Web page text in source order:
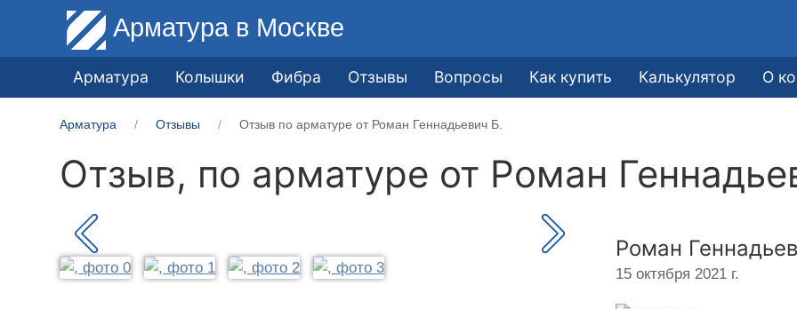
Арматура в Москве
Арматура Колышки Фибра Отзывы Вопросы Как купить Калькулятор О
Арматура Отзывы Отзыв по арматуре от Роман Геннадьевич Б.
Отзыв, по арматуре от Роман
Роман
15 октября 2021 г.